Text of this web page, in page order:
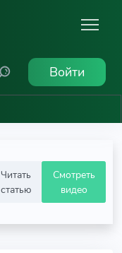
Войти
Читать
статью
Смотреть
видео